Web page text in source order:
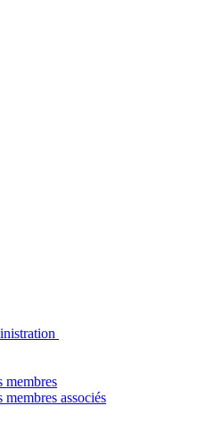
membres
membres associés